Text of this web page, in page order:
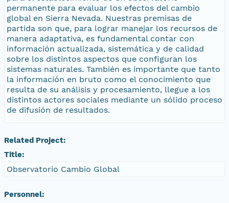
permanente para evaluar los efectos del cambio
global en Sierra Nevada. Nuestras premisas de
partida son que, para lograr manejar los recursos de
manera adaptativa, es fundamental contar con
información actualizada, sistemática y de calidad
sobre los distintos aspectos que configuran los
sistemas naturales. También es importante que tanto
la información en bruto como el conocimiento que
resulta de su análisis y procesamiento, llegue a los
distintos actores sociales mediante un sólido proceso
de difusión de resultados.
Related Project:
Title:
Observatorio Cambio Global
Personnel: